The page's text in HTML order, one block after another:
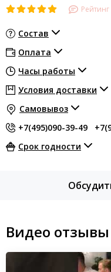
Состав
Оплата
Часы работы
Условия доставки
Самовывоз
+7(495)090-39-49
Срок годности
Видео отзывы